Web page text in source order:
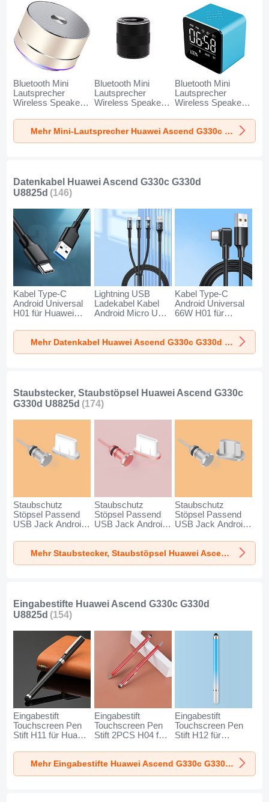
Bluetooth Mini
Lautsprecher
Wireless Speaker
Huawei Ascend
G330c G330d
U8825d Gold
Bluetooth Mini
Lautsprecher
Wireless Speaker
Huawei Ascend
G330c G330d
U8825d Schwarz
Bluetooth Mini
Lautsprecher
Wireless Speaker
Huawei Ascend
G330c G330d
U8825d Blau
Mehr Mini-Lautsprecher Huawei Ascend G330c G330d U8825d
Datenkabel Huawei Ascend G330c G330d
U8825d (146)
Kabel Type-C
Android Universal
H01 für Huawei
G330d U8825d
Dunkelgrau
Lightning USB
Ladekabel Kabel
Android Micro USB
für Huawei Ascend
G330c G330d
U8825d Schwarz
Kabel Type-C
Android Universal
66W H01 für
G330c G330d
U8825d Schwarz
Mehr Datenkabel Huawei Ascend G330c G330d U8825d
Staubstecker, Staubstöpsel Huawei Ascend G330c
G330d U8825d (174)
Staubschutz
Stöpsel Passend
USB Jack Android
für Huawei Ascend
G330c G330d
U8825d Silber
Staubschutz
Stöpsel Passend
USB Jack Android
für Huawei Ascend
G330c G330d
U8825d Rosegold
Staubschutz
Stöpsel Passend
USB Jack Android
Huawei Ascend
G330c G330d
U8825d Silber
Mehr Staubstecker, Staubstöpsel Huawei Ascend G330c G330d U8825d
Eingabestifte Huawei Ascend G330c G330d
U8825d (154)
Eingabestift
Touchscreen Pen
Stift H11 für Huawei
G330d U8825d
Schwarz
Eingabestift
Touchscreen Pen
Stift 2PCS H04 für
G330c G330d
U8825d Rot
Eingabestift
Touchscreen Pen
Stift H12 für
G330c G330d
U8825d BlauMehr Eingabestifte Huawei Ascend G330c G330d U8825d